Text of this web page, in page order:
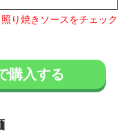
り焼きソースをチェック
購入する